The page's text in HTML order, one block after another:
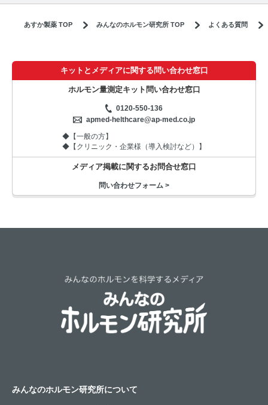
あすか製薬 TOP みんなのホルモン研究所 TOP よくある質問
キットとメディアに関する問い合わせ窓口
ホルモン量測定キット問い合わせ窓口
0120-550-136
apmed-helthcare@ap-med.co.jp
◆【一般の方】
◆【クリニック・企業様（導入検討など）】
メディア掲載に関するお問合せ窓口
問い合わせフォーム >
みんなのホルモン研究所について